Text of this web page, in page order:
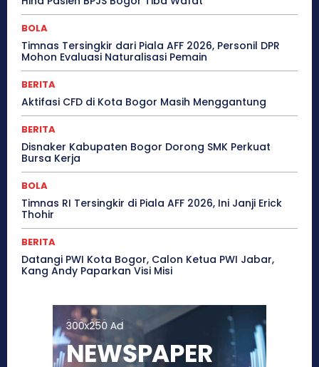
BOLA
Timnas Tersingkir dari Piala AFF 2026, Personil DPR
Mohon Evaluasi Naturalisasi Pemain
BERITA
Aktifasi CFD di Kota Bogor Masih Menggantung
BERITA
Disnaker Kabupaten Bogor Dorong SMK Perkuat
Bursa Kerja
BOLA
Timnas RI Tersingkir di Piala AFF 2026, Ini Janji Erick
Thohir
BERITA
Datangi PWI Kota Bogor, Calon Ketua PWI Jabar,
Kang Andy Paparkan Visi Misi